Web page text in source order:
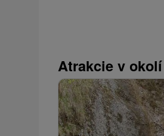
Atrakcie v okolí